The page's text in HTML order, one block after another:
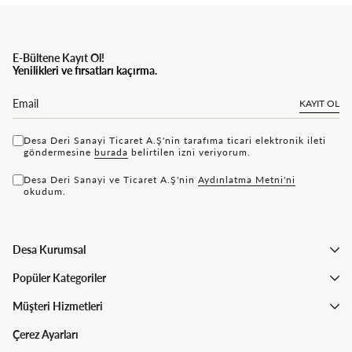
E-Bültene Kayıt Ol!
Yenilikleri ve fırsatları kaçırma.
KAYIT OL
Desa Deri Sanayi Ticaret A.Ş'nin tarafıma ticari elektronik ileti
göndermesine bu rada belirtilen izni veriyorum.
Desa Deri Sanayi ve Ticaret A.Ş'nin Aydınlatma Metni'ni
okudum.
Desa Kurumsal
Popüler Kategoriler
Müşteri Hizmetleri
Çerez Ayarları